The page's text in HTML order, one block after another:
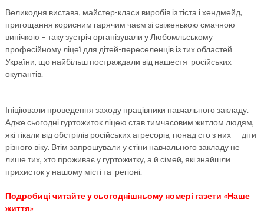
Великодня вистава, майстер-класи виробів із тіста і хендмейд,
пригощання корисним гарячим чаєм зі свіженькою смачною
випічкою – таку зустріч організували у Любомльському
професійному ліцеї для дітей-переселенців із тих областей
України, що найбільш постраждали від нашестя російських
окупантів.
Ініціювали проведення заходу працівники навчального закладу.
Адже сьогодні гуртожиток ліцею став тимчасовим житлом людям,
які тікали від обстрілів російських агресорів, понад сто з них — діти
різного віку. Втім запрошували у стіни навчального закладу не
лише тих, хто проживає у гуртожитку, а й сімей, які знайшли
прихисток у нашому місті та регіоні.
Подробиці читайте у сьогоднішньому номері газети «Наше
життя»